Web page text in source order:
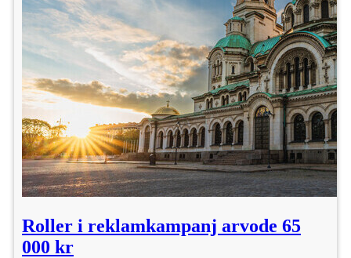
Roller i reklamkampanj arvode 65
000 kr